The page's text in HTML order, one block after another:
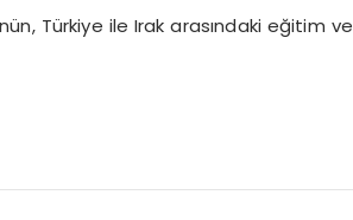
Türkiye ile Irak arasındaki eğitim ve